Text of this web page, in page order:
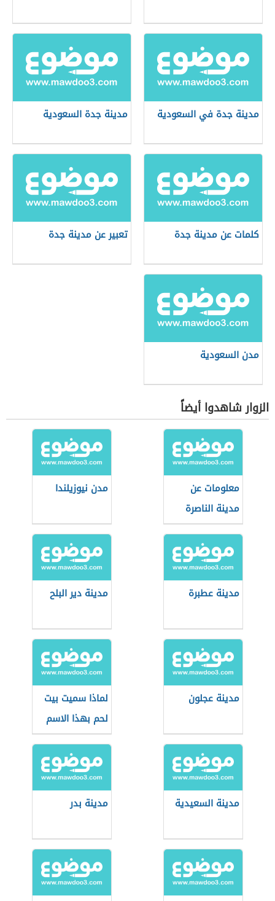
مدينة جدة في السعودية مدينة جدة السعودية
كلمات عن مدينة جدة تعبير عن مدينة جدة
مدن السعودية
الزوار شاهدوا أيضاً
معلومات عن
مدينة الناصرة
مدن نيوزيلندا
مدينة عطبرة مدينة دير البلح
مدينة عجلون
لماذا سميت بيت
لحم بهذا الاسم
مدينة السعيدية مدينة بدر